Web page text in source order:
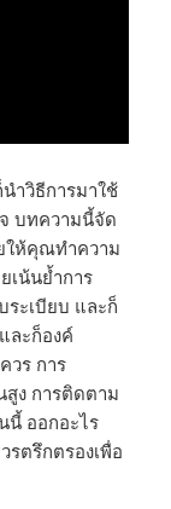
ำวิธีการมาใช้
จ บทความนี้จัด
ให้คุณทำความ
เน้นย้ำการ
ะเบียบ และก็
ละก็องค์
วร การ
ง การติดตาม
นี้ ออกอะไร
ตรึกตรองเพื่อ